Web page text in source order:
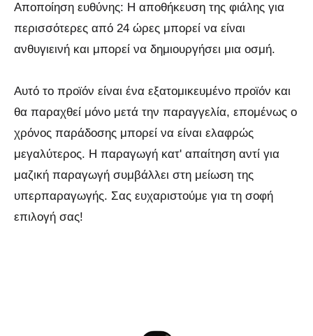
Αποποίηση ευθύνης: Η αποθήκευση της φιάλης για
περισσότερες από 24 ώρες μπορεί να είναι
ανθυγιεινή και μπορεί να δημιουργήσει μια οσμή.
Αυτό το προϊόν είναι ένα εξατομικευμένο προϊόν και
θα παραχθεί μόνο μετά την παραγγελία, επομένως ο
χρόνος παράδοσης μπορεί να είναι ελαφρώς
μεγαλύτερος. Η παραγωγή κατ' απαίτηση αντί για
μαζική παραγωγή συμβάλλει στη μείωση της
υπερπαραγωγής. Σας ευχαριστούμε για τη σοφή
επιλογή σας!